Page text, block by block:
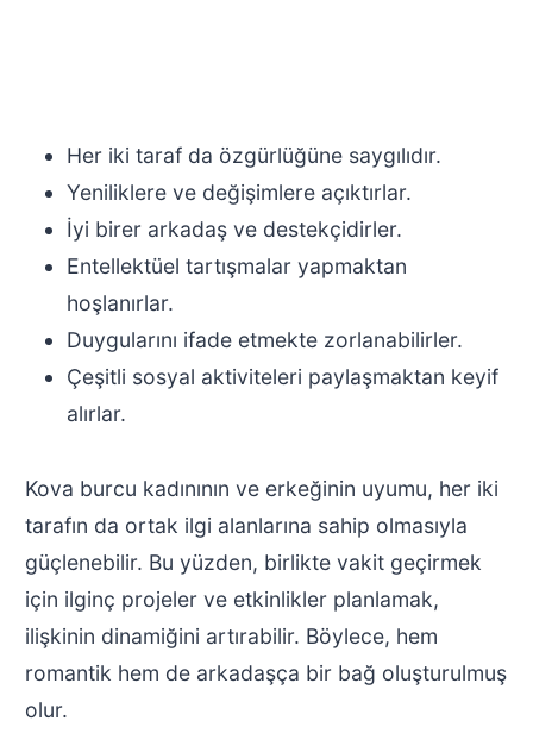
Her iki taraf da özgürlüğüne saygılıdır.
Yeniliklere ve değişimlere açıktırlar.
İyi birer arkadaş ve destekçidirler.
Entellektüel tartışmalar yapmaktan
hoşlanırlar.
Duygularını ifade etmekte zorlanabilirler.
Çeşitli sosyal aktiviteleri paylaşmaktan keyif
alırlar.
Kova burcu kadınının ve erkeğinin uyumu, her iki
tarafın da ortak ilgi alanlarına sahip olmasıyla
güçlenebilir. Bu yüzden, birlikte vakit geçirmek
için ilginç projeler ve etkinlikler planlamak,
ilişkinin dinamiğini artırabilir. Böylece, hem
romantik hem de arkadaşça bir bağ oluşturulmuş
olur.